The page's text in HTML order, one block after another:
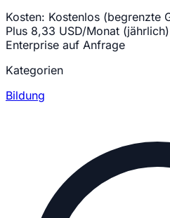
Kosten: Kostenlos (begrenzte
Plus 8,33 USD/Monat
Enterprise auf Anfrage
Kategorien
Bildung